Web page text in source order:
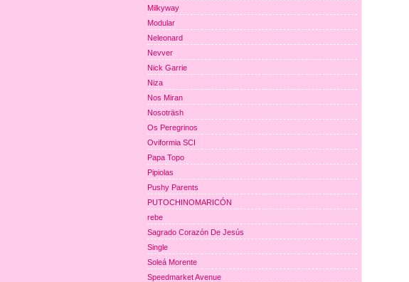
Milkyway
Modular
Neleonard
Nevver
Nick Garrie
Niza
Nos Miran
Nosoträsh
Os Peregrinos
Oviformia SCI
Papa Topo
Pipiolas
Pushy Parents
PUTOCHINOMARICÓN
rebe
Sagrado Corazón De Jesús
Single
Soleá Morente
Speedmarket Avenue